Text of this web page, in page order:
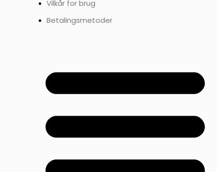
Vilkår for brug
Betalingsmetoder